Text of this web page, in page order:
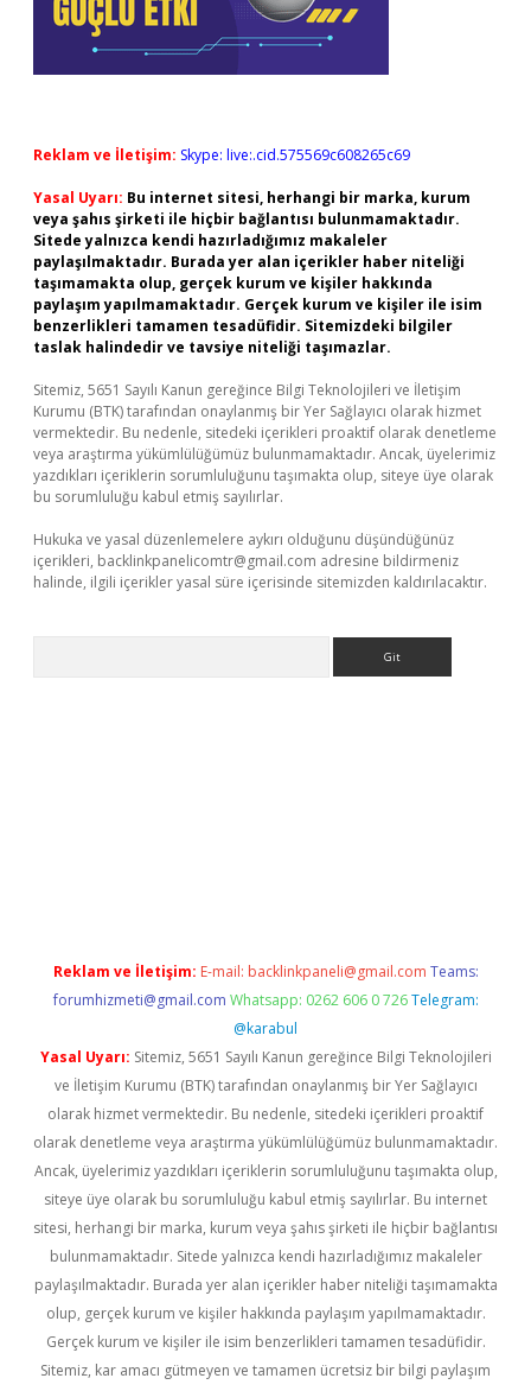
Reklam ve İletişim: Skype: live:.cid.575569c608265c69
Yasal Uyarı: Bu internet sitesi, herhangi bir marka, kurum
veya şahıs şirketi ile hiçbir bağlantısı bulunmamaktadır.
Sitede yalnızca kendi hazırladığımız makaleler
paylaşılmaktadır. Burada yer alan içerikler haber niteliği
taşımamakta olup, gerçek kurum ve kişiler hakkında
paylaşım yapılmamaktadır. Gerçek kurum ve kişiler ile isim
benzerlikleri tamamen tesadüfidir. Sitemizdeki bilgiler
taslak halindedir ve tavsiye niteliği taşımazlar.
Sitemiz, 5651 Sayılı Kanun gereğince Bilgi Teknolojileri ve İletişim
Kurumu (BTK) tarafından onaylanmış bir Yer Sağlayıcı olarak hizmet
vermektedir. Bu nedenle, sitedeki içerikleri proaktif olarak denetleme
veya araştırma yükümlülüğümüz bulunmamaktadır. Ancak, üyelerimiz
yazdıkları içeriklerin sorumluluğunu taşımakta olup, siteye üye olarak
bu sorumluluğu kabul etmiş sayılırlar.
Hukuka ve yasal düzenlemelere aykırı olduğunu düşündüğünüz
içerikleri, backlinkpanelicomtr@gmail.com adresine bildirmeniz
halinde, ilgili içerikler yasal süre içerisinde sitemizden kaldırılacaktır.
Reklam ve İletişim: E-mail: backlinkpaneli@gmail.com Teams:
forumhizmeti@gmail.com Whatsapp: 0262 606 0 726 Telegram:
@karabul
Yasal Uyarı: Sitemiz, 5651 Sayılı Kanun gereğince Bilgi Teknolojileri
ve İletişim Kurumu (BTK) tarafından onaylanmış bir Yer Sağlayıcı
olarak hizmet vermektedir. Bu nedenle, sitedeki içerikleri proaktif
olarak denetleme veya araştırma yükümlülüğümüz bulunmamaktadır.
Ancak, üyelerimiz yazdıkları içeriklerin sorumluluğunu taşımakta olup,
siteye üye olarak bu sorumluluğu kabul etmiş sayılırlar. Bu internet
sitesi, herhangi bir marka, kurum veya şahıs şirketi ile hiçbir bağlantısı
bulunmamaktadır. Sitede yalnızca kendi hazırladığımız makaleler
paylaşılmaktadır. Burada yer alan içerikler haber niteliği taşımamakta
olup, gerçek kurum ve kişiler hakkında paylaşım yapılmamaktadır.
Gerçek kurum ve kişiler ile isim benzerlikleri tamamen tesadüfidir.
Sitemiz, kar amacı gütmeyen ve tamamen ücretsiz bir bilgi paylaşım